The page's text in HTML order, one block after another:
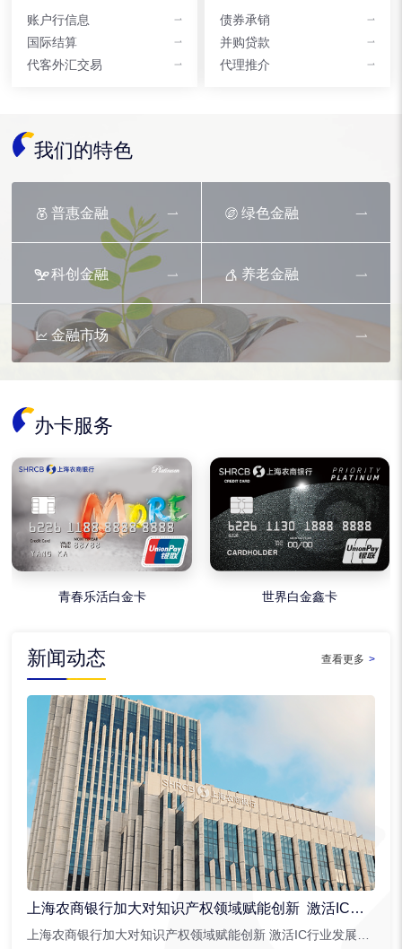
账户行信息
国际结算
代客外汇交易
债券承销
并购贷款
代理推介
我们的特色
普惠金融 绿色金融
科创金融 养老金融
金融市场
办卡服务
青春乐活白金卡 世界白金鑫卡
新闻动态 查看更多 >
上海农商银行加大对知识产权领域赋能创新 激活IC行业发展潜能